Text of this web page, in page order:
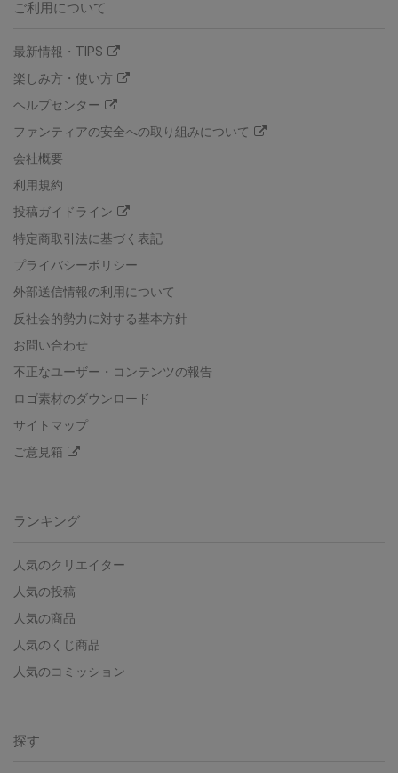
ご利用について
最新情報・TIPS
楽しみ方・使い方
ヘルプセンター
ファンティアの安全への取り組みについて
会社概要
利用規約
投稿ガイドライン
特定商取引法に基づく表記
プライバシーポリシー
外部送信情報の利用について
反社会的勢力に対する基本方針
お問い合わせ
不正なユーザー・コンテンツの報告
ロゴ素材のダウンロード
サイトマップ
ご意見箱
ランキング
人気のクリエイター
人気の投稿
人気の商品
人気のくじ商品
人気のコミッション
探す